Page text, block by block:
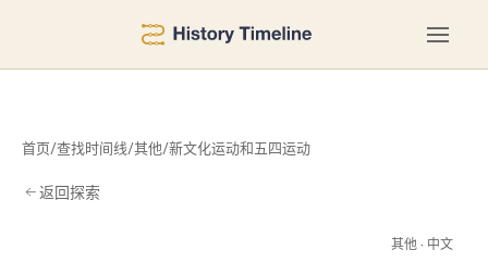
首页/查找时间线/其他/新文化运动和五四运动
返回探索
其他 · 中文